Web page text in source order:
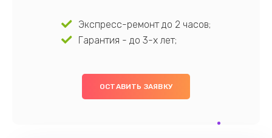
Экспресс-ремонт до 2 часов;
Гарантия - до 3-х лет;
ОСТАВИТЬ ЗАЯВКУ